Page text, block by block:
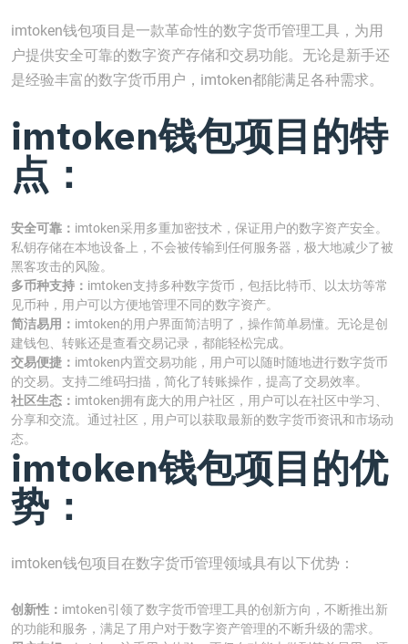
imtoken钱包项目是一款革命性的数字货币管理工具，为用
户提供安全可靠的数字资产存储和交易功能。无论是新手还
是经验丰富的数字货币用户，imtoken都能满足各种需求。
imtoken钱包项目的特
点：
安全可靠： imtoken采用多重加密技术，保证用户的数字资产安全。
私钥存储在本地设备上，不会被传输到任何服务器，极大地减少了被
黑客攻击的风险。
多币种支持： imtoken支持多种数字货币，包括比特币、以太坊等常
见币种，用户可以方便地管理不同的数字资产。
简洁易用： imtoken的用户界面简洁明了，操作简单易懂。无论是创
建钱包、转账还是查看交易记录，都能轻松完成。
交易便捷： imtoken内置交易功能，用户可以随时随地进行数字货币
的交易。支持二维码扫描，简化了转账操作，提高了交易效率。
社区生态： imtoken拥有庞大的用户社区，用户可以在社区中学习、
分享和交流。通过社区，用户可以获取最新的数字货币资讯和市场动
态。
imtoken钱包项目的优
势：
imtoken钱包项目在数字货币管理领域具有以下优势：
创新性： imtoken引领了数字货币管理工具的创新方向，不断推出新
的功能和服务，满足了用户对于数字资产管理的不断升级的需求。